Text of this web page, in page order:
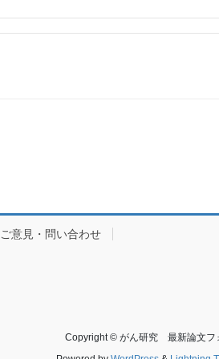
ご意見・問い合わせ
Copyright © がん研究 最新論文フ